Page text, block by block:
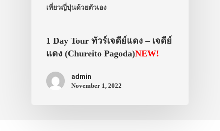
เที่ยวญี่ปุ่นด้วยตัวเอง
1 Day Tour ทัวร์เจดีย์แดง – เจดีย์
แดง (Chureito Pagoda)NEW!
admin
November 1, 2022